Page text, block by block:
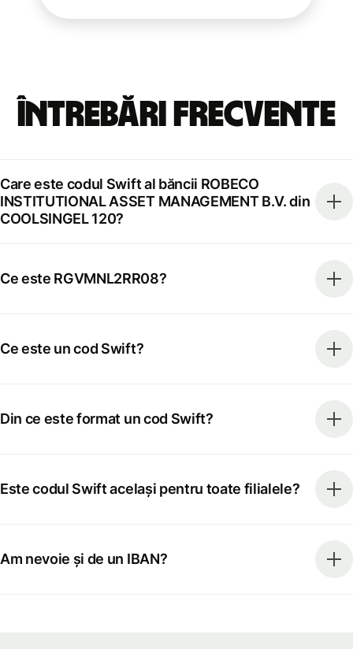
Întrebări frecvente
Care este codul Swift al băncii ROBECO
INSTITUTIONAL ASSET MANAGEMENT B.V. din
COOLSINGEL 120?
Ce este RGVMNL2RR08?
Ce este un cod Swift?
Din ce este format un cod Swift?
Este codul Swift același pentru toate filialele?
Am nevoie și de un IBAN?